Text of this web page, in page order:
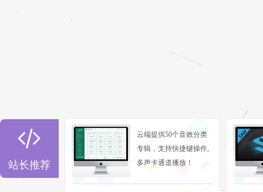

站长推荐
云端提供50个音效分类
专辑，支持快捷键操作,
多声卡通道播放！